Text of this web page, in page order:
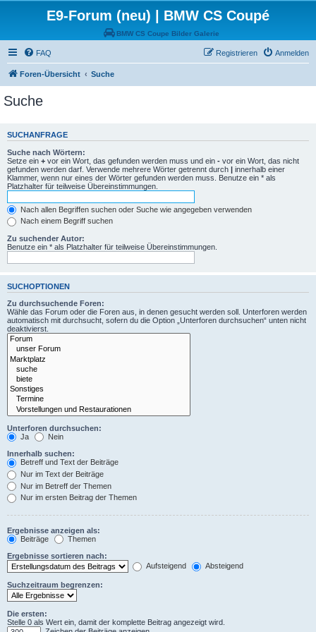
E9-Forum (neu) | BMW CS Coupé
BMW CS Coupe Bilder Galerie
FAQ Anmelden
Registrieren
Foren-Übersicht Suche
Suche
SUCHANFRAGE
Suche nach Wörtern:
Setze ein + vor ein Wort, das gefunden werden muss und ein - vor ein Wort, das nicht
gefunden werden darf. Verwende mehrere Wörter getrennt durch | innerhalb einer
Klammer, wenn nur eines der Wörter gefunden werden muss. Benutze ein * als
Platzhalter für teilweise Übereinstimmungen.
Nach allen Begriffen suchen oder Suche wie angegeben verwenden
Nach einem Begriff suchen
Zu suchender Autor:
Benutze ein * als Platzhalter für teilweise Übereinstimmungen.
SUCHOPTIONEN
Zu durchsuchende Foren:
Wähle das Forum oder die Foren aus, in denen gesucht werden soll. Unterforen werden
automatisch mit durchsucht, sofern du die Option „Unterforen durchsuchen“ unten nicht
deaktivierst.
Unterforen durchsuchen:
Ja
Nein
Innerhalb suchen:
Betreff und Text der Beiträge
Nur im Text der Beiträge
Nur im Betreff der Themen
Nur im ersten Beitrag der Themen
Ergebnisse anzeigen als:
Beiträge
Themen
Ergebnisse sortieren nach:
Aufsteigend
Absteigend
Suchzeitraum begrenzen:
Die ersten:
Stelle 0 als Wert ein, damit der komplette Beitrag angezeigt wird.